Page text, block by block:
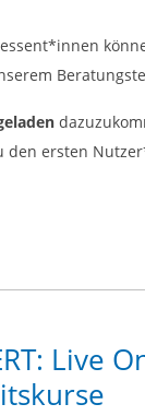
den ersten
Live